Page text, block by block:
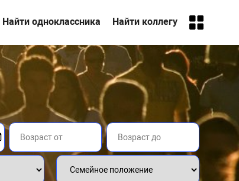
Найти одноклассника Найти коллегу